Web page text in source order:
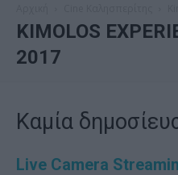
KIMOLOS
2017
Καμία
Live Camera